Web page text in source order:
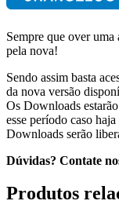
Sempre que over uma
pela nova!
Sendo assim basta
da nova versão
Os Downloads
esse período caso
Downloads serão
Dúvidas? Contate
Produtos